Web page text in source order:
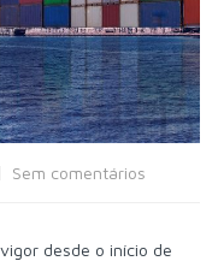
Sem comentários
desde o início de